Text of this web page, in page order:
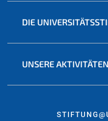
DIE
UNSERE AKTIVITÄTEN